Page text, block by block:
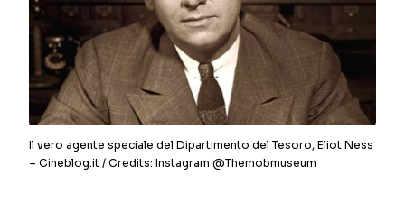
Il vero agente speciale del Dipartimento del Tesoro, Eliot Ness
– Cineblog.it / Credits: Instagram @Themobmuseum